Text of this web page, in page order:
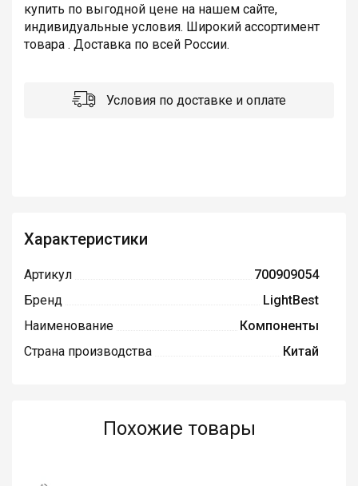
купить по выгодной цене на нашем сайте,
индивидуальные условия. Широкий ассортимент
товара . Доставка по всей России.
Условия по доставке и оплате
Характеристики
Артикул
700909054
Бренд
LightBest
Наименование
Компоненты
Страна производства
Китай
Похожие товары